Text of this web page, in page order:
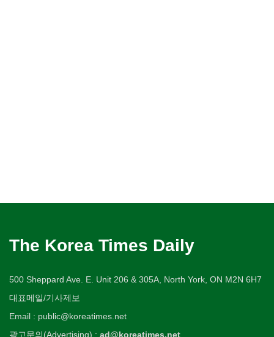
The Korea Times Daily
500 Sheppard Ave. E. Unit 206 & 305A, North York, ON M2N 6H7
대표메일/기사제보
Email : public@koreatimes.net
광고문의(Advertising) : ad@koreatimes.net